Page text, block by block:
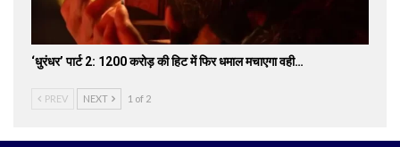
‘धुरंधर’ पार्ट 2: 1200 करोड़ की हिट में फिर धमाल मचाएगा वही…
PREV NEXT 1 of 2